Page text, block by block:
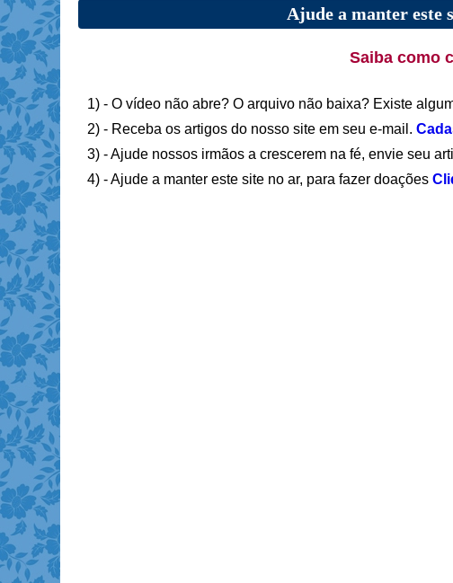
Ajude a manter este
Saiba como
1) - O vídeo não abre? O arquivo não baixa? Existe
2) - Receba os artigos do nosso site em seu e-mail.
3) - Ajude nossos irmãos a crescerem na fé, envie seu
4) - Ajude a manter este site no ar, para fazer doações